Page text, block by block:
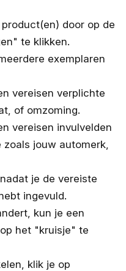
door op de
te klikken.
exemplaren
vereisen verplichte
of omzoming.
vereisen invulvelden
jouw automerk,
je de vereiste
ingevuld.
kun je een
het "kruisje" te
klik je op